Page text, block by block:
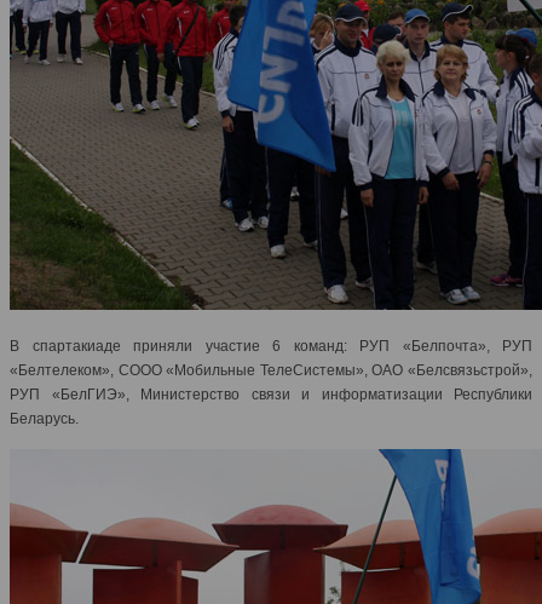
В спартакиаде приняли участие 6 команд: РУП «Белпочта», РУП
«Белтелеком», СООО «Мобильные ТелеСистемы», ОАО «Белсвязьстрой»,
РУП «БелГИЭ», Министерство связи и информатизации Республики
Беларусь.